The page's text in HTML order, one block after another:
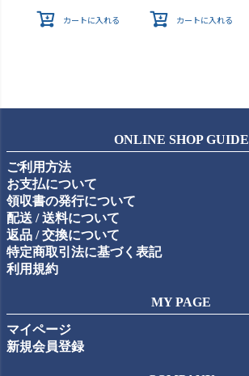
カートに入れる カートに入れる
ONLINE SHOP GUIDE
ご利用方法
お支払について
領収書の発行について
配送 / 送料について
返品 / 交換について
特定商取引法に基づく表記
利用規約
MY PAGE
マイページ
新規会員登録